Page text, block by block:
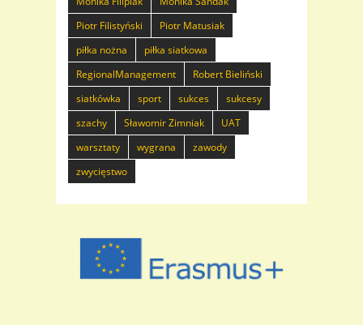
Piotr Filistyński
Piotr Matusiak
piłka nożna
piłka siatkowa
RegionalManagement
Robert Bieliński
siatkówka
sport sukces
sukcesy
szachy
Sławomir Zimniak
UAT
warsztaty
wygrana
zawody
zwycięstwo